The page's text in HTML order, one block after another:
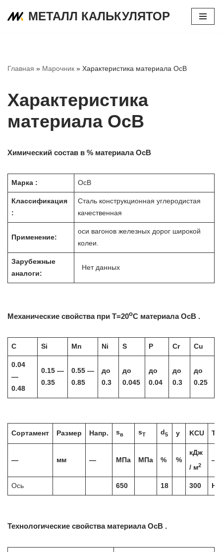
МЕТАЛЛ КАЛЬКУЛЯТОР
Главная » Марочник » Характеристика материала ОсВ
Характеристика
материала ОсВ
Химический состав в % материала ОсВ
Марка : ОсВ
Классификация
:
Сталь конструкционная углеродистая
качественная
Применение:
оси вагонов железных дорог широкой
колеи.
Зарубежные
аналоги:
Нет данных
Механические свойства при Т=20oС материала ОсВ .
C Si Mn Ni S P Cr Cu
0.04
—
0.48
0.15 —
0.35
0.55 —
0.85
до
0.3
до
0.045
до
0.04
до
0.3
до
0.25
Сортамент Размер Напр. sв sT d 5 y KCU
— мм — МПа МПа % %
кДж
/ м2
—
Ось 650 18 300
Технологические свойства материала ОсВ .